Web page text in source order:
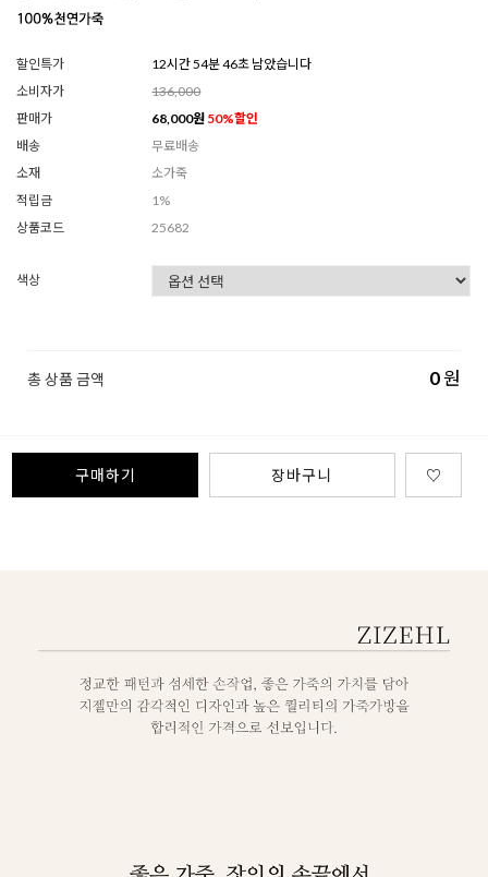
할인특가
12시간 54분 44초 남았습니다
소비자가
136,000
판매가
68,000원 50%할인
배송
무료배송
소재
소가죽
적립금
1%
상품코드
25682
색상
총 상품 금액 0원
구매하기 장바구니 ♡